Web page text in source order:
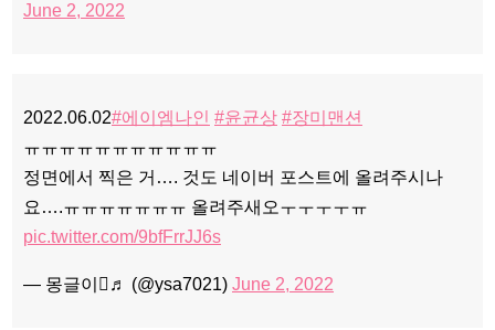
June 2, 2022
2022.06.02#에이엠나인 #윤균상 #장미맨션
ㅠㅠㅠㅠㅠㅠㅠㅠㅠㅠㅠ
정면에서 찍은 거…. 것도 네이버 포스트에 올려주시나
요….ㅠㅠㅠㅠㅠㅠㅠ 올려주새오ㅜㅜㅜㅜㅠ
pic.twitter.com/9bfFrrJJ6s
— 몽글이♬ (@ysa7021) June 2, 2022